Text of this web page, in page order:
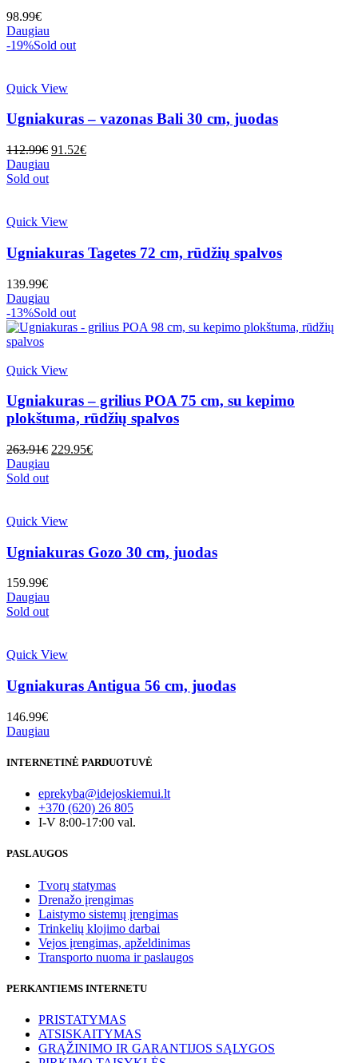
98.99€
Daugiau
-19%Sold out
Quick View
Ugniakuras – vazonas Bali 30 cm, juodas
112.99€ Original
91.52€Current
Daugiau
Sold out
Quick View
Ugniakuras Tagetes 72 cm, rūdžių spalvos
139.99€
Daugiau
-13%Sold out
Quick View
Ugniakuras – grilius POA 75 cm, su kepimo
plokštuma, rūdžių spalvos
263.91€ Original
229.95€Current
Daugiau
Sold out
Quick View
Ugniakuras Gozo 30 cm, juodas
159.99€
Daugiau
Sold out
Quick View
Ugniakuras Antigua 56 cm, juodas
146.99€
Daugiau
INTERNETINĖ PARDUOTUVĖ
eprekyba@idejoskiemui.lt
+370 (620) 26 805
I-V 8:00-17:00 val.
PASLAUGOS
Tvorų statymas
Drenažo įrengimas
Laistymo sistemų įrengimas
Trinkelių klojimo darbai
Vejos įrengimas, apželdinimas
Transporto nuoma ir paslaugos
PERKANTIEMS INTERNETU
PRISTATYMAS
ATSISKAITYMAS
GRĄŽINIMO IR GARANTIJOS SĄLYGOS